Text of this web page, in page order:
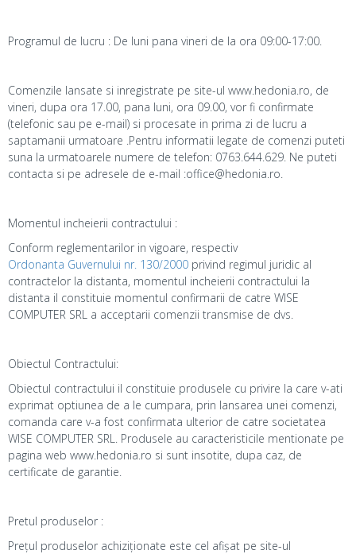
Programul de lucru : De luni pana vineri de la ora 09:00-17:00.
Comenzile lansate si inregistrate pe site-ul www.hedonia.ro, de
vineri, dupa ora 17.00, pana luni, ora 09.00, vor fi confirmate
(telefonic sau pe e-mail) si procesate in prima zi de lucru a
saptamanii urmatoare .Pentru informatii legate de comenzi puteti
suna la urmatoarele numere de telefon: 0763.644.629. Ne puteti
contacta si pe adresele de e-mail :office@hedonia.ro.
Momentul incheierii contractului :
Conform reglementarilor in vigoare, respectiv
Ordonanta Guvernului nr. 130/2000 privind regimul juridic al
contractelor la distanta, momentul incheierii contractului la
distanta il constituie momentul confirmarii de catre WISE
COMPUTER SRL a acceptarii comenzii transmise de dvs.
Obiectul Contractului:
Obiectul contractului il constituie produsele cu privire la care v-ati
exprimat optiunea de a le cumpara, prin lansarea unei comenzi,
comanda care v-a fost confirmata ulterior de catre societatea
WISE COMPUTER SRL. Produsele au caracteristicile mentionate pe
pagina web www.hedonia.ro si sunt insotite, dupa caz, de
certificate de garantie.
Pretul produselor :
Prețul produselor achiziționate este cel afișat pe site-ul